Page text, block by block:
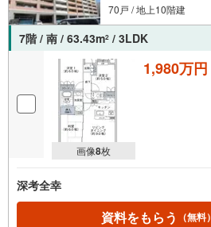
70戸 / 地上10階建
7階 / 南 / 63.43m2 / 3LDK
画像8枚
1,980万円
深考全幸
資料をもらう （無料）